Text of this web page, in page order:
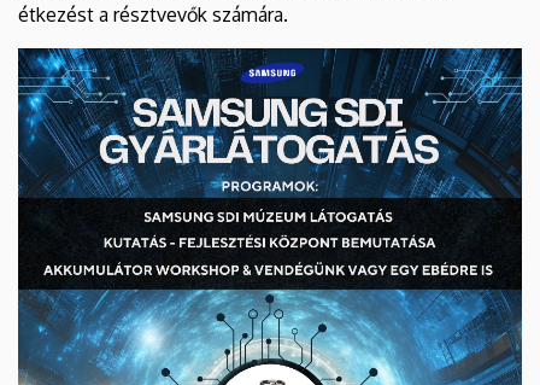
étkezést a résztvevők számára.